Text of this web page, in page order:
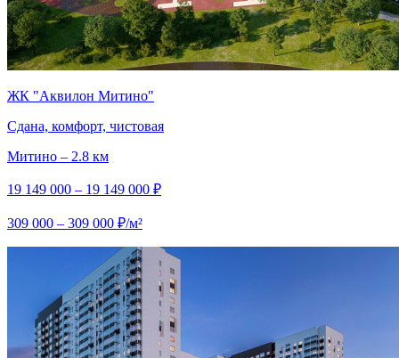
ЖК "Аквилон Митино"
Сдана, комфорт, чистовая
Митино – 2.8 км
19 149 000 – 19 149 000 ₽
309 000 – 309 000 ₽/м²